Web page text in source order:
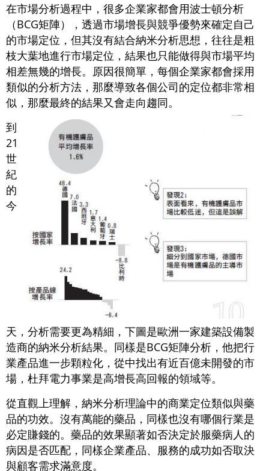
在市場分析過程中，很多企業家都會用波士頓分析
（BCG矩陣），透過市場增長與競爭優勢來確定自己
的市場定位，但其沒有結合納米分析思想，往往是粗
枝大葉地進行市場定位，結果也只能做得與市場平均
相差無幾的增長。原因很簡單，每個企業家都會採用
類似的分析方法，那麼導致各個公司的定位都非常相
似，那麼最終的結果又會走向趨同。
到
21
世
紀
的
今
天，分析需要更為精細，下圖是歐洲一家建築設備製
造商的納米分析結果。同樣是BCG矩陣分析，他把行
業產品進一步顆粒化，從中找出有近百億未開發的市
場，杜拜電力事業是高增長高回報的領域等。
從直觀上理解，納米分析理論中的商業定位類似與藥
品的功效。沒有萬能的藥品，同樣也沒有哪個行業是
必定賺錢的。藥品的效果顯著如否決定於服藥病人的
病因是否匹配，同樣企業產品、服務的成功如否取決
與顧客需求滿意度。